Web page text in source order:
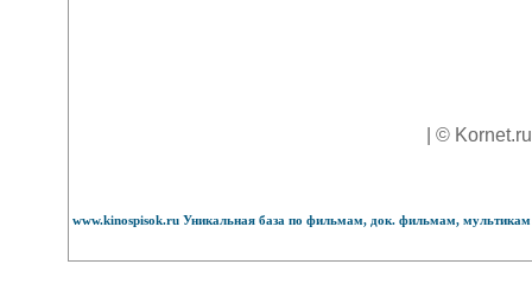
| ©
www.kinospisok.ru Уникальная база по фильмам, док. фильмам,